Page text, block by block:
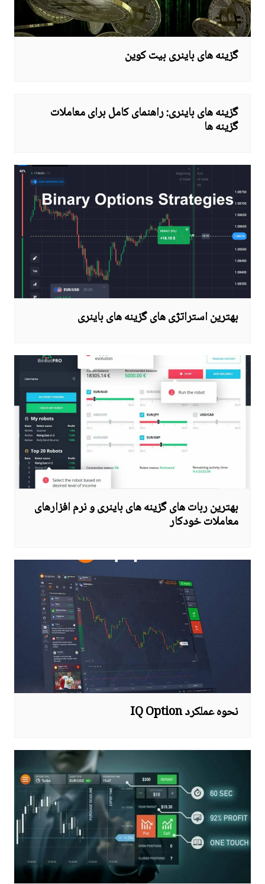
گزینه های باینری بیت کوین
گزینه های باینری: راهنمای کامل برای معاملات
گزینه ها
بهترین استراتژی های گزینه های باینری
بهترین ربات های گزینه های باینری و نرم افزارهای
معاملات خودکار
نحوه عملکرد IQ Option